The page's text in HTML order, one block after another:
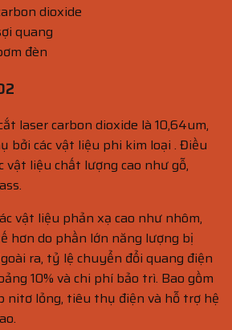
dioxide
quang
đèn
laser carbon dioxide là 10,64um,
bởi các vật liệu phi kim loại . Điều
vật liệu chất lượng cao như gỗ,
vật liệu phản xạ cao như nhôm,
hơn do phần lớn năng lượng bị
ra, tỷ lệ chuyển đổi quang điện
10% và chi phí bảo trì. Bao gồm
nitơ lỏng, tiêu thụ điện và hỗ trợ hệ